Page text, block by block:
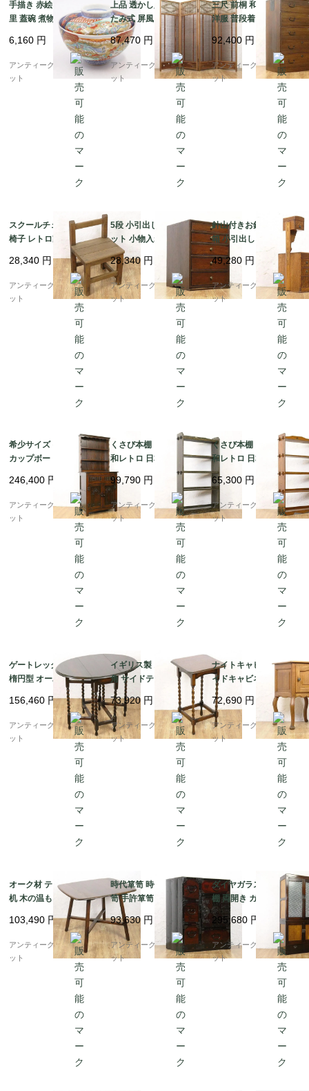
手描き 赤絵 錦手 伊万
里 蓋碗 煮物碗 アンテ
ィーク 骨董 和食器 お
しゃれ 日本製 おもてな
し 華やか（鳳凰・菊唐
草・シダ）
6,160 円
アンティークブルーパロ
ット
上品 透かし入り 折りた
たみ式 屏風 衝立 パー
テーション 間仕切り 簾
屏風 四連 4枚折り アン
ティーク ヴィンテージ
骨董 インテリア
87,470 円
アンティークブルーパロ
ット
三尺 前桐 和箪笥 着物
洋服 普段着 大正 昭和
初期 アンティーク 和家
具 和骨董 シンプル 洗
練
92,400 円
アンティークブルーパロ
ット
スクールチェア 学校の
椅子 レトロ家具 教室
ヴィンテージ アンティ
ーク 日本製 子供 かわ
28,340 円
アンティークブルーパロ
ット
5段 小引出し キャビネ
ット 小物入れ 収納 ア
ンティーク 骨董 日本製
シンプル ナチュラル
28,340 円
アンティークブルーパロ
ット
針山付きお針箱 お裁縫
箱 小引出し 小物入れ
日本の道具 古民具 和骨
董 アンティーク 木製
ケヤキ材
49,280 円
アンティークブルーパロ
ット
希少サイズ イギリス製
カップボード 食器棚 飾
り棚 細幅 スリム アン
ティーク 見せる収納 オ
ーク材
246,400 円
アンティークブルーパロ
ット
くさび本棚 シェルフ 昭
和レトロ 日本製 シンプ
ル ミニマル ヴィンテー
ジ 木製家具
99,790 円
アンティークブルーパロ
ット
くさび本棚 シェルフ 昭
和レトロ 日本製 シンプ
ル ミニマル ヴィンテー
ジ 木製家具 木の温もり
65,300 円
アンティークブルーパロ
ット
ゲートレッグテーブル
楕円型 オーバル ツイス
トレッグ オーク材 アン
ティーク イギリス製 伝
統的 クラシック
156,460 円
アンティークブルーパロ
ット
イギリス製 スクエア 四
角 サイドテーブル ツイ
ストレッグ 上品 木の温
もり アンティーク イン
テリア おしゃれ エレガ
ント クラシック
73,920 円
アンティークブルーパロ
ット
ナイトキャビネット サ
イドキャビネット イギ
リス製 アンティーク 収
納 木製 ヴィンテージ
ンティーク 猫脚 カブリ
オール
72,690 円
アンティークブルーパロ
ット
オーク材 テーブル 食卓
机 木の温もり レトロ
ヴィンテージ スタイリ
ッシュ ミニマルデザイ
ン シンプル
103,490 円
アンティークブルーパロ
ット
時代箪笥 時代金具 小箪
笥 手許箪笥 かっこいい
明治時代 日本製 インテ
リア 和モダン アンティ
ーク 和骨董
93,630 円
アンティークブルーパロ
ット
ダイヤガラス食器棚 洋
棚 両開き ガラス窓 ス
ッキリ 昭和初期頃 アン
ティーク 日本製 おしゃ
れ シンプル 木の温もり
295,680 円
アンティークブルーパロ
ット